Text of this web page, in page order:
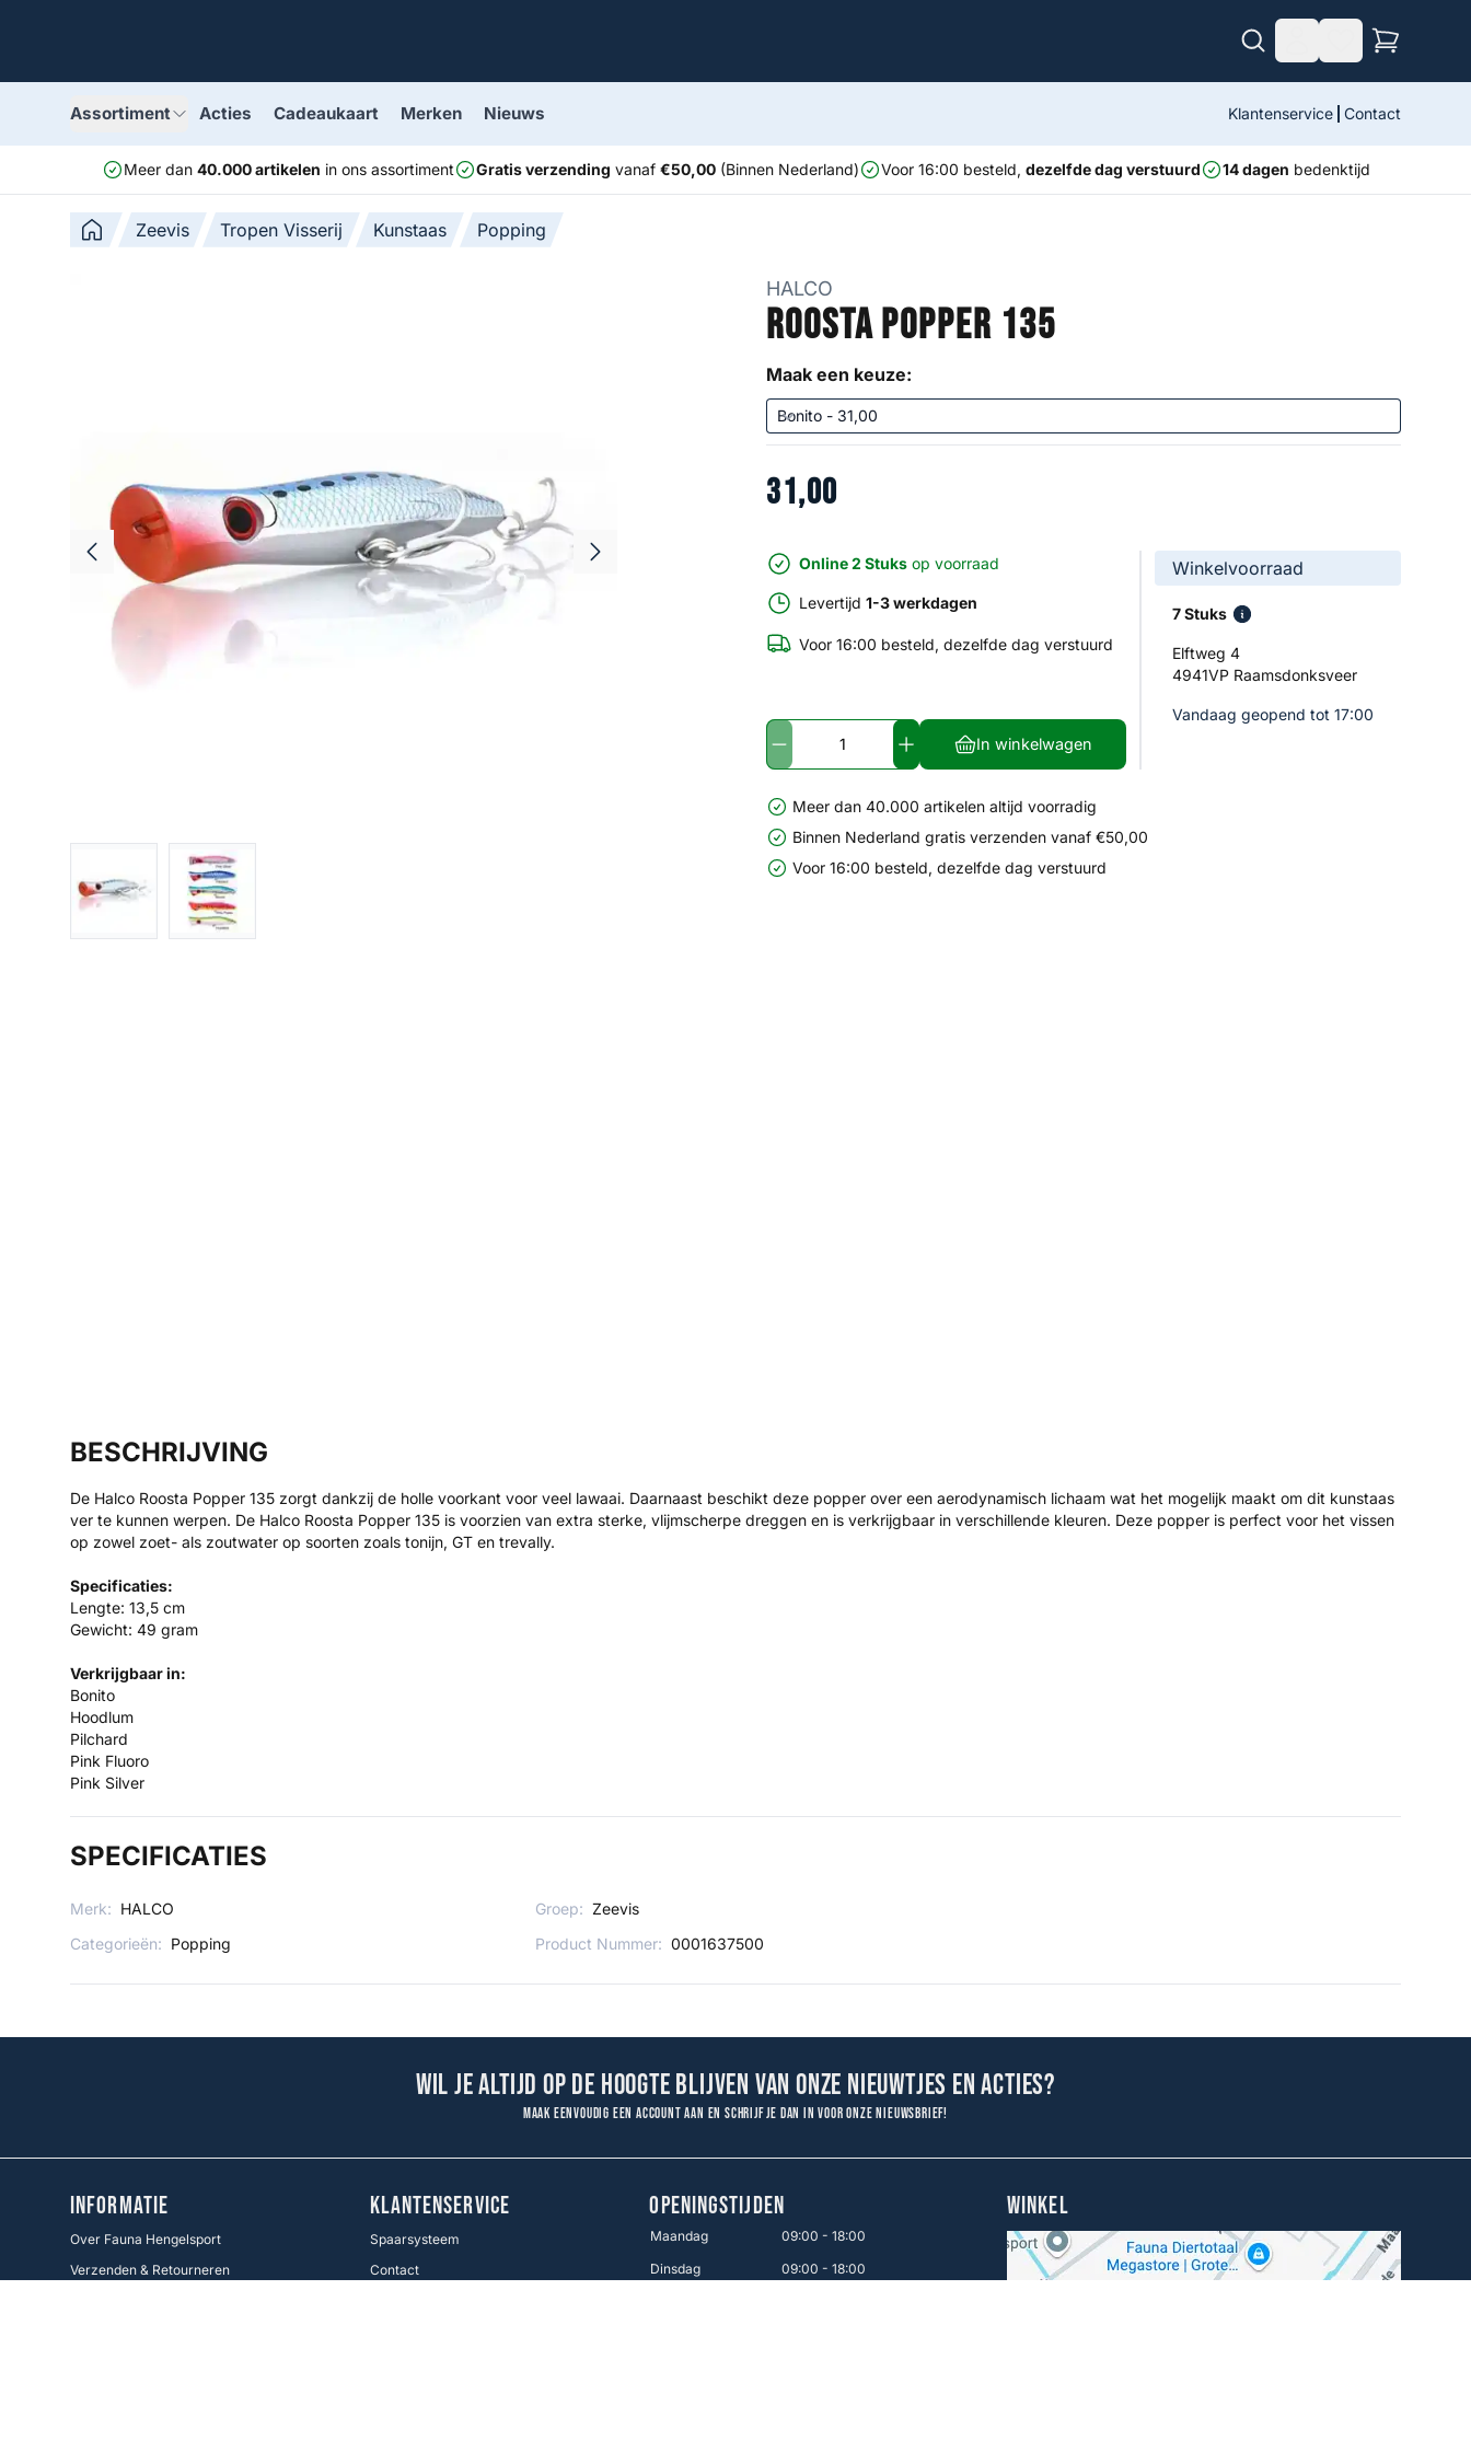
Assortiment Acties Cadeaukaart Merken Nieuws Klantenservice Contact
Meer dan 40.000 artikelen in ons assortiment Gratis verzending vanaf €50,00(Binnen Nederland) Voor 16:00 besteld, dezelfde dag verstuurd 14 dagen bedenktijd
Zeevis Tropen Visserij Kunstaas Popping
HALCO
Roosta Popper 135
Maak een keuze:
31,00
Online 2 Stuks op voorraad
Levertijd 1-3 werkdagen
Voor 16:00 besteld, dezelfde dag verstuurd
In winkelwagen
Winkelvoorraad
7 Stuks
Elftweg 4
4941VP Raamsdonksveer
Vandaag geopend tot 17:00
Meer dan 40.000 artikelen altijd voorradig
Binnen Nederland gratis verzenden vanaf €50,00
Voor 16:00 besteld, dezelfde dag verstuurd
BESCHRIJVING
De Halco Roosta Popper 135 zorgt dankzij de holle voorkant voor veel lawaai. Daarnaast beschikt deze popper over een aerodynamisch lichaam wat het mogelijk maakt om dit kunstaas
ver te kunnen werpen. De Halco Roosta Popper 135 is voorzien van extra sterke, vlijmscherpe dreggen en is verkrijgbaar in verschillende kleuren. Deze popper is perfect voor het vissen
op zowel zoet- als zoutwater op soorten zoals tonijn, GT en trevally.
Specificaties:
Lengte: 13,5 cm
Gewicht: 49 gram
Verkrijgbaar in:
Bonito
Hoodlum
Pilchard
Pink Fluoro
Pink Silver
SPECIFICATIES
Merk: HALCO Groep: Zeevis
Categorieën: Popping Product Nummer: 0001637500
Wil je altijd op de hoogte blijven van onze nieuwtjes en acties?
Maak eenvoudig een account aan en schrijf je dan in voor onze nieuwsbrief!
INFORMATIE
Over Fauna Hengelsport
Verzenden & Retourneren
KLANTENSERVICE
Spaarsysteem
Contact
OPENINGSTIJDEN
Maandag
09:00 - 18:00
Dinsdag
09:00 - 18:00
WINKEL